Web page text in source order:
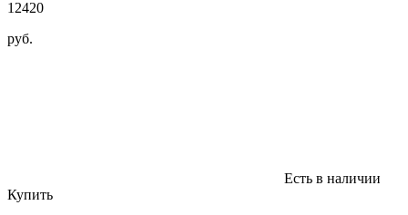
12420
руб.
Есть в наличии
Купить